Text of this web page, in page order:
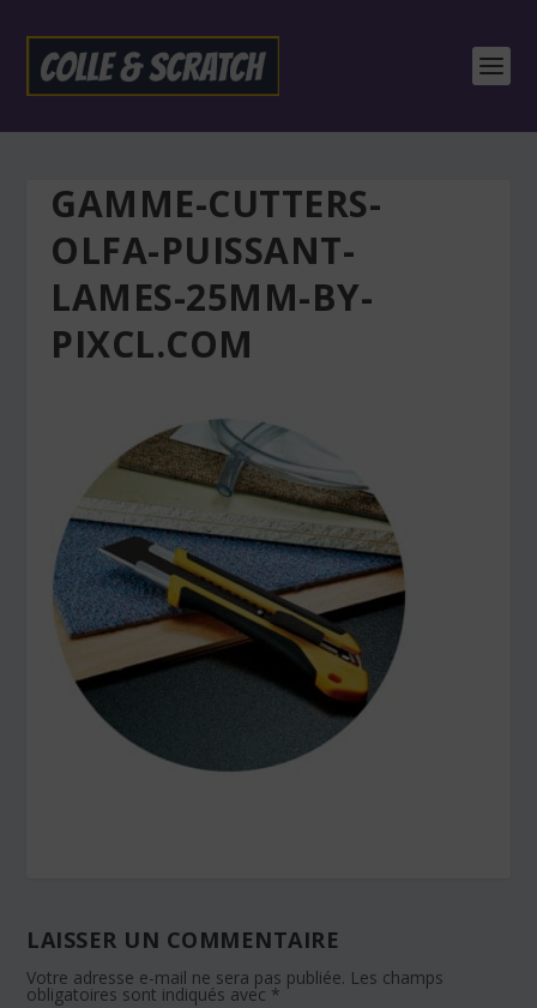
GAMME-CUTTERS-
OLFA-PUISSANT-
LAMES-25MM-BY-
PIXCL.COM
LAISSER UN COMMENTAIRE
Votre adresse e-mail ne sera pas publiée. Les champs
obligatoires sont indiqués avec *